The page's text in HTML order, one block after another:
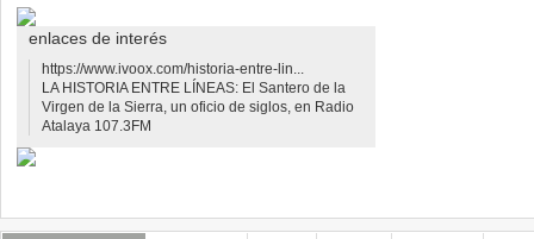
enlaces de interés
https://www.ivoox.com/historia-entre-lin...
LA HISTORIA ENTRE LÍNEAS: El Santero de la
Virgen de la Sierra, un oficio de siglos, en Radio
Atalaya 107.3FM